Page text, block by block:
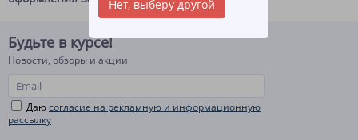
Нет, выберу другой
Будьте в курсе!
Новости, обзоры и акции
Даюсогласие на рекламную и информационную
рассылку